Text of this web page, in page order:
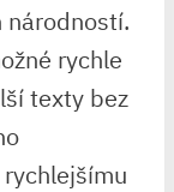
národností.
rychle
texty bez